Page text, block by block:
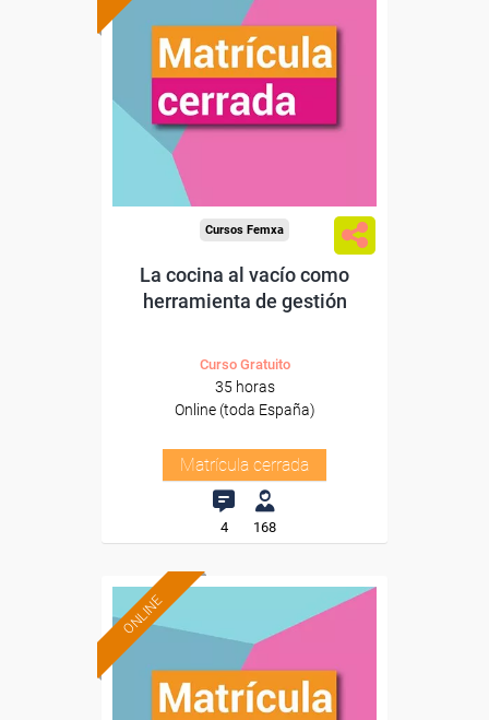
Cursos Femxa
La cocina al vacío como
herramienta de gestión
Curso Gratuito
35 horas
Online (toda España)
Matrícula cerrada
4 168
ONLINE